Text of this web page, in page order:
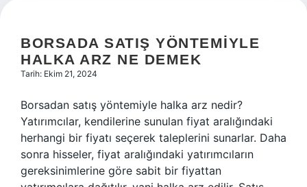
BORSADA SATIŞ YÖNTEMIYLE
HALKA ARZ NE DEMEK
Tarih: Ekim 21, 2024
Borsadan satış yöntemiyle halka arz nedir?
Yatırımcılar, kendilerine sunulan fiyat aralığındaki
herhangi bir fiyatı seçerek taleplerini sunarlar. Daha
sonra hisseler, fiyat aralığındaki yatırımcıların
gereksinimlerine göre sabit bir fiyattan